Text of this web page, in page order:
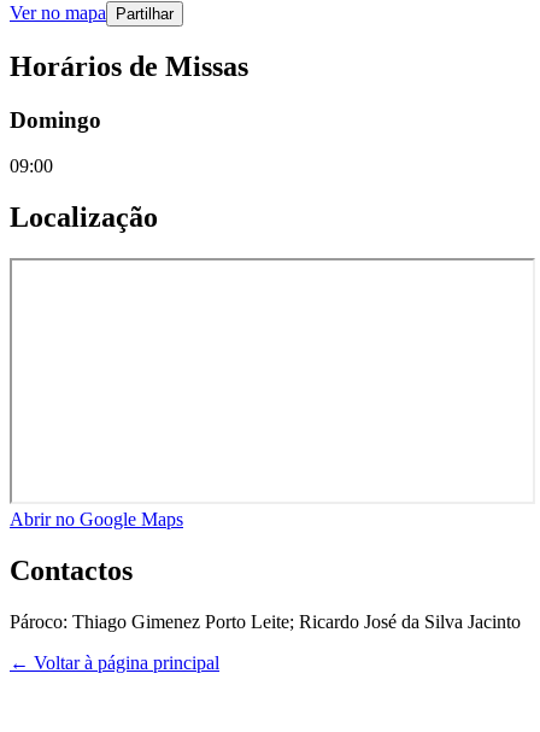
Ver no mapa Partilhar
Horários de Missas
Domingo
09:00
Localização
Abrir no Google Maps
Contactos
Pároco: Thiago Gimenez Porto Leite; Ricardo José da Silva Jacinto
← Voltar à página principal